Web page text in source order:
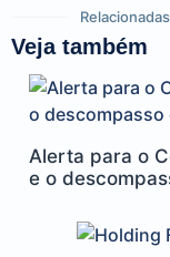
Relacionadas
Veja também
Alerta para o
e o